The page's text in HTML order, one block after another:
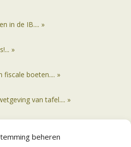
beheren
in de IB.... »
»
fiscale boeten.... »
van tafel.... »